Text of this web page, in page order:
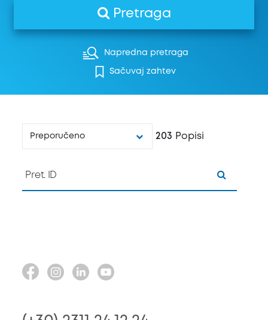
Pretraga
Napredna pretraga
Sačuvaj zahtev
Preporučeno 203 Popisi